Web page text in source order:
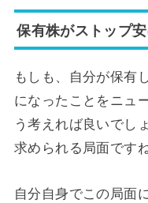
保有株がストップ
もしも、自分が保有
になったことをニュ
う考えれば良いで
求められる局面ですね
自分自身でこの局面